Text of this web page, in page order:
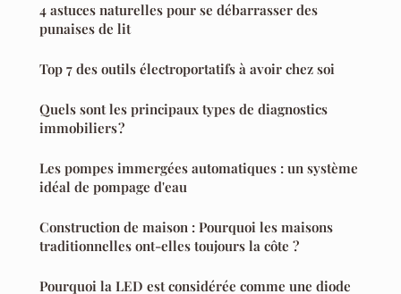
4 astuces naturelles pour se débarrasser des
punaises de lit
Top 7 des outils électroportatifs à avoir chez soi
Quels sont les principaux types de diagnostics
immobiliers ?
Les pompes immergées automatiques : un système
idéal de pompage d'eau
Construction de maison : Pourquoi les maisons
traditionnelles ont-elles toujours la côte ?
Pourquoi la LED est considérée comme une diode